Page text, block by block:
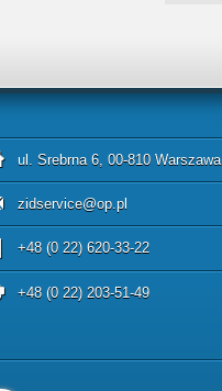
ul. Srebrna 6, 00-810 Warszawa
zidservice@op.pl
+48 (0 22) 620-33-22
+48 (0 22) 203-51-49